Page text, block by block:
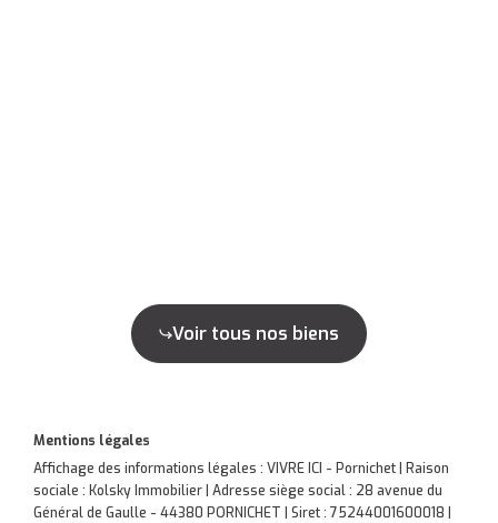
Voir tous nos biens
Mentions légales
Affichage des informations légales : VIVRE ICI - Pornichet | Raison
sociale : Kolsky Immobilier | Adresse siège social : 28 avenue du
Général de Gaulle - 44380 PORNICHET | Siret : 75244001600018 |